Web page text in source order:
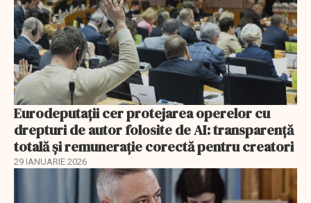
Eurodeputații cer protejarea operelor cu
drepturi de autor folosite de AI: transparență
totală și remunerație corectă pentru creatori
29 IANUARIE 2026